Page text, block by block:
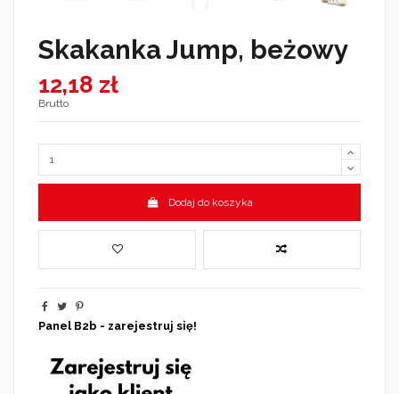
Skakanka Jump, beżowy
12,18 zł
Brutto
Dodaj do koszyka
Panel B2b - zarejestruj się!